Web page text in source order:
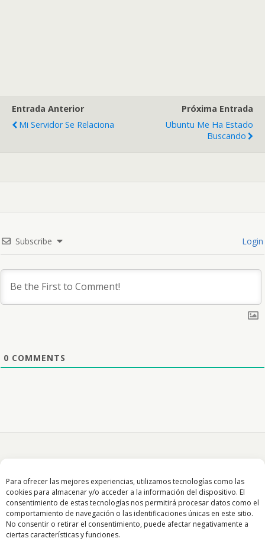
Para ofrecer las mejores experiencias, utilizamos tecnologías como las
cookies para almacenar y/o acceder a la información del dispositivo. El
consentimiento de estas tecnologías nos permitirá procesar datos como el
comportamiento de navegación o las identificaciones únicas en este sitio.
No consentir o retirar el consentimiento, puede afectar negativamente a
ciertas características y funciones.
Entrada Anterior
Mi Servidor Se Relaciona
Próxima Entrada
Ubuntu Me Ha Estado
Buscando
Subscribe Login
0 COMMENTS
Volver arriba
Móvil